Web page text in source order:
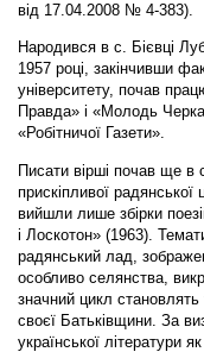
від 17.04.2008 № 4-383).
Народився в с. Бієвці
1957 році, закінчивши
університету, почав
Правда» і «Молодь
«Робітничої Газети».
Писати вірші почав ще в
прискіпливої
вийшли лише збірки
і Лоскотон» (1963).
радянський лад,
особливо селянства,
значний цикл
своєї Батьківщини. За
української літератури